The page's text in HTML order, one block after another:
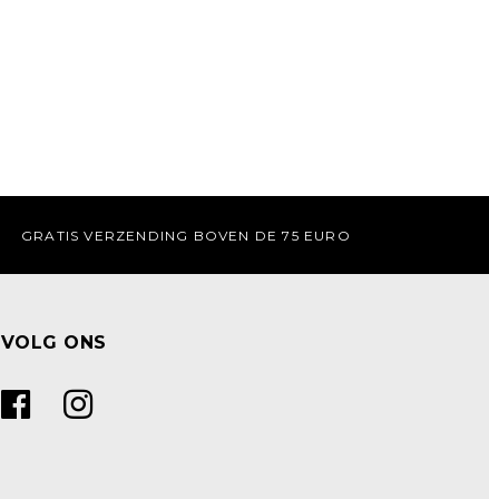
GRATIS VERZENDING BOVEN DE 75 EURO
VOLG ONS